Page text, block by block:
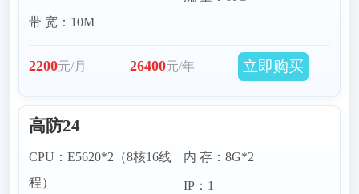
带 宽：10M
2200元/月 26400元/年 立即购买
高防24
CPU：E5620*2（8核16线
程）
内 存：8G*2
IP：1